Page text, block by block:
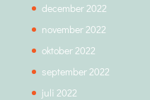
december 2022
november 2022
oktober 2022
september 2022
juli 2022